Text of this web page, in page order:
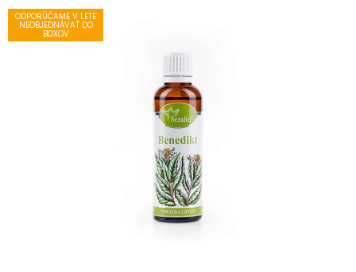
produktu
ODPORÚČAME V LETE
NEOBJEDNÁVAŤ DO
BOXOV